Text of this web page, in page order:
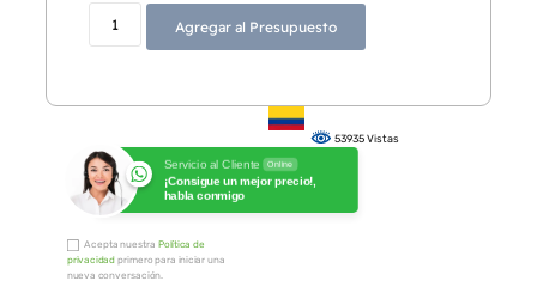
Agregar al Presupuesto
Servicio al Cliente Online
¡Consigue un mejor precio!,
habla conmigo
Acepta nuestra Política de
privacidad primero para iniciar una
nueva conversación.
53935 Vistas